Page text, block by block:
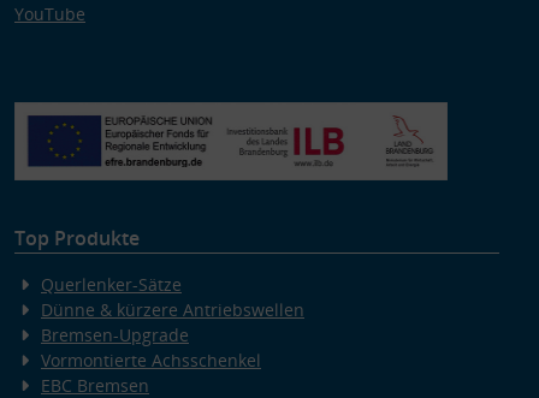
YouTube
Top Produkte
Querlenker-Sätze
Dünne & kürzere Antriebswellen
Bremsen-Upgrade
Vormontierte Achsschenkel
EBC Bremsen